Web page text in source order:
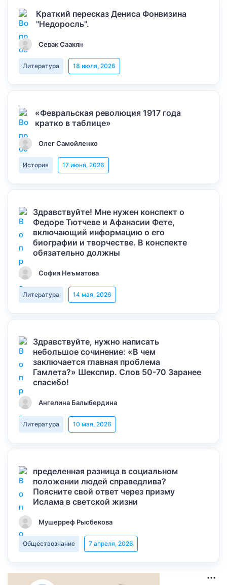
Краткий пересказ Дениса Фонвизина
"Недоросль".
Севак Саакян
Литература 18 июля, 2026
«Февральская революция 1917 года
кратко в таблице»
Олег Самойленко
История 17 июня, 2026
Здравствуйте! Мне нужен конспект о
Федоре Тютчеве и Афанасии Фете,
включающий информацию о его
биографии и творчестве. В конспекте
обязательно должны
София Неъматова
Литература 14 мая, 2026
Здравствуйте, нужно написать
небольшое сочинение: «В чем
заключается главная проблема
Гамлета?» Шекспир. Слов 50-70 Заранее
спасибо!
Ангелина Балыбердина
Литература 10 мая, 2026
пределенная разница в социальном
положении людей справедлива?
Поясните свой ответ через призму
Ислама в светской жизни
Мушерреф Рысбекова
Обществознание 7 апреля, 2026